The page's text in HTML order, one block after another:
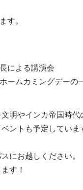
す。
による講演会
ームカミングデーの
明やインカ帝国時
ントも予定していま
にお越しください。
す！